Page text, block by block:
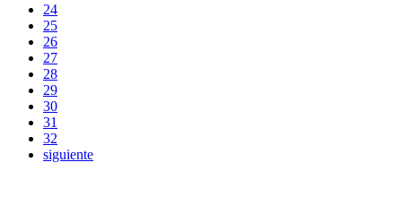
24
25
26
27
28
29
30
31
32
siguiente